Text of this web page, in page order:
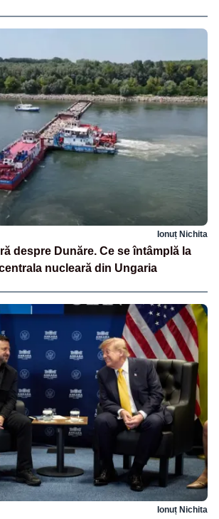
Ionuț Nichita
despre Dunăre. Ce se întâmplă la
nucleară din Ungaria
Ionuț Nichita